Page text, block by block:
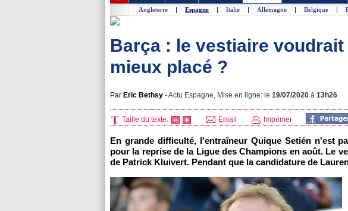
Angleterre | Espagne | Italie | Allemagne | Belgique |
Barça : le vestiaire
mieux placé ?
Par Eric Bethsy -Actu Espagne, Mise en ligne: le 19/07/2020 à 13h26
Taille du texte: Email Imprimer
En grande difficulté, l'entraîneur Quique Setién n'est
pour la reprise de la Ligue des Champions en août. Le
de Patrick Kluivert. Pendant que la candidature de